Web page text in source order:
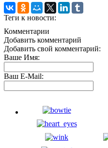
Теги к новости:
Комментарии
Добавить комментарий
Добавить свой комментарий:
Ваше Имя:
Ваш E-Mail: